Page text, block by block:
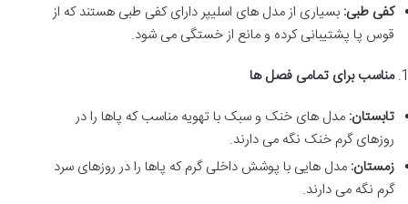
کفی طبی: بسیاری از مدل های اسلیپر دارای کفی طبی هستند که از
قوس پا پشتیبانی کرده و مانع از خستگی می شود.
مناسب برای تمامی فصل ها
تابستان: مدل های خنک و سبک با تهویه مناسب که پاها را در
روزهای گرم خنک نگه می دارند.
زمستان: مدل هایی با پوشش داخلی گرم که پاها را در روزهای سرد
گرم نگه می دارند.